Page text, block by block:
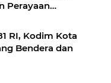
Perayaan
RI, Kodim Kota
Bendera dan